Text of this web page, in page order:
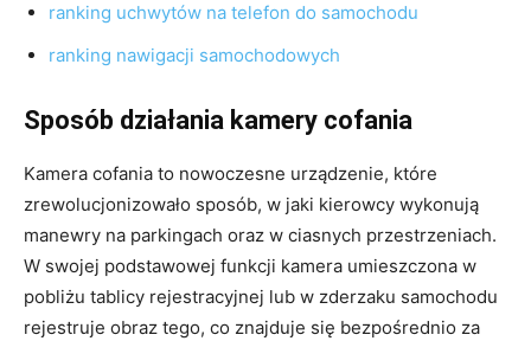
ranking uchwytów na telefon do samochodu
ranking nawigacji samochodowych
Sposób działania kamery cofania
Kamera cofania to nowoczesne urządzenie, które
zrewolucjonizowało sposób, w jaki kierowcy wykonują
manewry na parkingach oraz w ciasnych przestrzeniach.
W swojej podstawowej funkcji kamera umieszczona w
pobliżu tablicy rejestracyjnej lub w zderzaku samochodu
rejestruje obraz tego, co znajduje się bezpośrednio za